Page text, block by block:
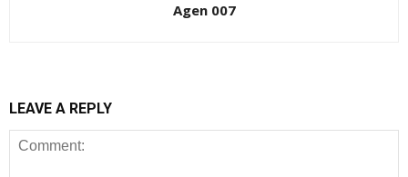
Agen 007
LEAVE A REPLY